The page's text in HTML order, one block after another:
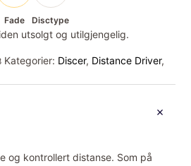
Fade Disctype
utsolgt og utilgjengelig.
Kategorier: Discer, Distance Driver,
og kontrollert distanse. Som på